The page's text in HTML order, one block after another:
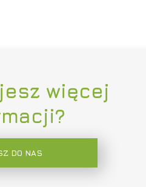
więcej
DO NAS